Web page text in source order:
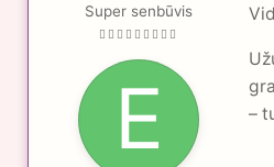
Super senbūvis
–